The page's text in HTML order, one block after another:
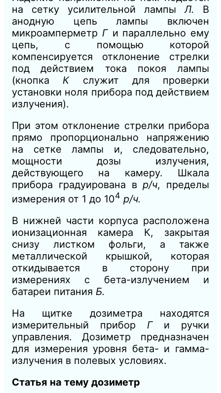
на сетку усилительной лампыЛ. В
анодную цепь лампы включен
микроамперметр Г и параллельно ему
цепь, с помощью которой
компенсируется отклонение стрелки
под действием тока покоя лампы
(кнопка К служит для проверки
установки ноля прибора под действием
излучения).
При этом отклонение стрелки прибора
прямо пропорционально напряжению
на сетке лампы и, следовательно,
мощности дозы излучения,
действующего на камеру. Шкала
прибора градуирована вр/ч,
пределы
измерения от 1 до 104 р/ч.
В нижней части корпуса расположена
ионизационная камера К, закрытая
снизу листком фольги, а также
металлической крышкой, которая
откидывается в сторону при
измерениях с бета-излучением и
батареи питания Б.
На щитке дозиметра находятся
измерительный прибор Г и ручки
управления. Дозиметр предназначен
для измерения уровня бета- и гамма-
излучения в полевых условиях.
Статья на тему дозиметр